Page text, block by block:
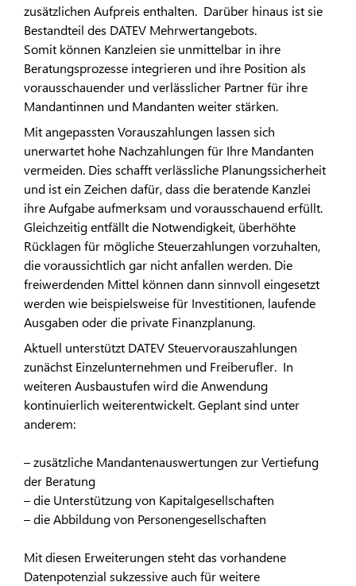
zusätzlichen Aufpreis enthalten. Darüber hinaus ist sie
Bestandteil des DATEV Mehrwertangebots.
Somit können Kanzleien sie unmittelbar in ihre
Beratungsprozesse integrieren und ihre Position als
vorausschauender und verlässlicher Partner für ihre
Mandantinnen und Mandanten weiter stärken.
Mit angepassten Vorauszahlungen lassen sich
unerwartet hohe Nachzahlungen für Ihre Mandanten
vermeiden. Dies schafft verlässliche Planungssicherheit
und ist ein Zeichen dafür, dass die beratende Kanzlei
ihre Aufgabe aufmerksam und vorausschauend erfüllt.
Gleichzeitig entfällt die Notwendigkeit, überhöhte
Rücklagen für mögliche Steuerzahlungen vorzuhalten,
die voraussichtlich gar nicht anfallen werden. Die
freiwerdenden Mittel können dann sinnvoll eingesetzt
werden wie beispielsweise für Investitionen, laufende
Ausgaben oder die private Finanzplanung.
Aktuell unterstützt DATEV Steuervorauszahlungen
zunächst Einzelunternehmen und Freiberufler. In
weiteren Ausbaustufen wird die Anwendung
kontinuierlich weiterentwickelt. Geplant sind unter
anderem:
– zusätzliche Mandantenauswertungen zur Vertiefung
der Beratung
– die Unterstützung von Kapitalgesellschaften
– die Abbildung von Personengesellschaften
Mit diesen Erweiterungen steht das vorhandene
Datenpotenzial sukzessive auch für weitere